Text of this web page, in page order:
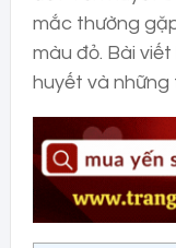
mắc thường
màu đỏ. Bài
huyết và những